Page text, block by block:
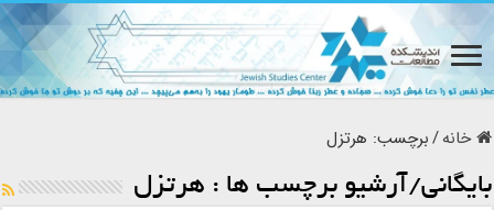
خانه/برچسب: هرتزل
بایگانی/آرشیو برچسب ها : هرتزل